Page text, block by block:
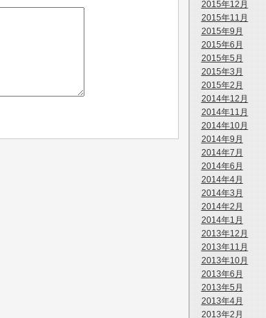
2015年12月
2015年11月
2015年9月
2015年6月
2015年5月
2015年3月
2015年2月
2014年12月
2014年11月
2014年10月
2014年9月
2014年7月
2014年6月
2014年4月
2014年3月
2014年2月
2014年1月
2013年12月
2013年11月
2013年10月
2013年6月
2013年5月
2013年4月
2013年2月